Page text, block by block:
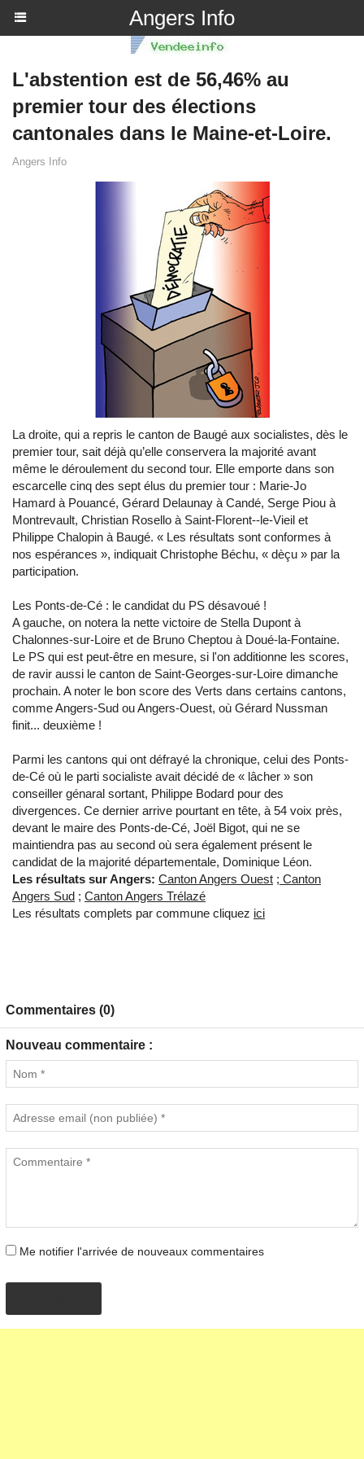
Angers Info
L'abstention est de 56,46% au
premier tour des élections
cantonales dans le Maine-et-Loire.
Angers Info
La droite, qui a repris le canton de Baugé aux socialistes, dès le
premier tour, sait déjà qu’elle conservera la majorité avant
même le déroulement du second tour. Elle emporte dans son
escarcelle cinq des sept élus du premier tour : Marie-Jo
Hamard à Pouancé, Gérard Delaunay à Candé, Serge Piou à
Montrevault, Christian Rosello à Saint-Florent--le-Vieil et
Philippe Chalopin à Baugé. « Les résultats sont conformes à
nos espérances », indiquait Christophe Béchu, « dèçu » par la
participation.
Les Ponts-de-Cé : le candidat du PS désavoué !
A gauche, on notera la nette victoire de Stella Dupont à
Chalonnes-sur-Loire et de Bruno Cheptou à Doué-la-Fontaine.
Le PS qui est peut-être en mesure, si l'on additionne les scores,
de ravir aussi le canton de Saint-Georges-sur-Loire dimanche
prochain. A noter le bon score des Verts dans certains cantons,
comme Angers-Sud ou Angers-Ouest, où Gérard Nussman
finit... deuxième !
Parmi les cantons qui ont défrayé la chronique, celui des Ponts-
de-Cé où le parti socialiste avait décidé de « lâcher » son
conseiller génaral sortant, Philippe Bodard pour des
divergences. Ce dernier arrive pourtant en tête, à 54 voix près,
devant le maire des Ponts-de-Cé, Joël Bigot, qui ne se
maintiendra pas au second où sera également présent le
candidat de la majorité départementale, Dominique Léon.
Les résultats sur Angers: Canton Angers Ouest ; Canton
Angers Sud ; Canton Angers Trélazé
Les résultats complets par commune cliquez ici
Commentaires (0)
Nouveau commentaire :
Me notifier l'arrivée de nouveaux commentaires